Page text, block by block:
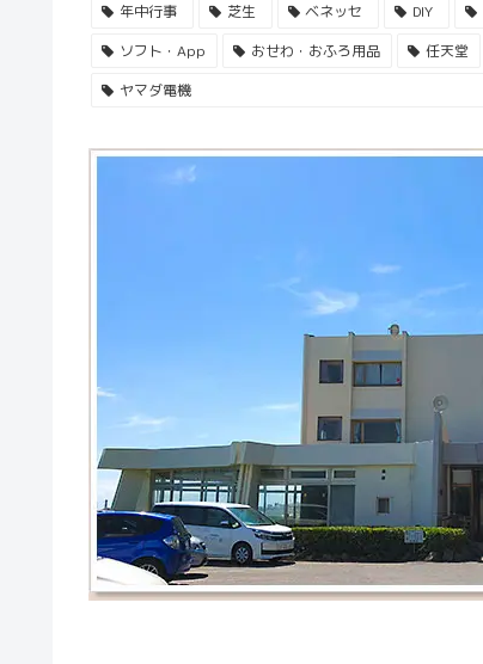
年中行事
芝生 ベネッセ DIY
ソフト・App
おせわ・おふろ用品 任天堂
ヤマダ電機